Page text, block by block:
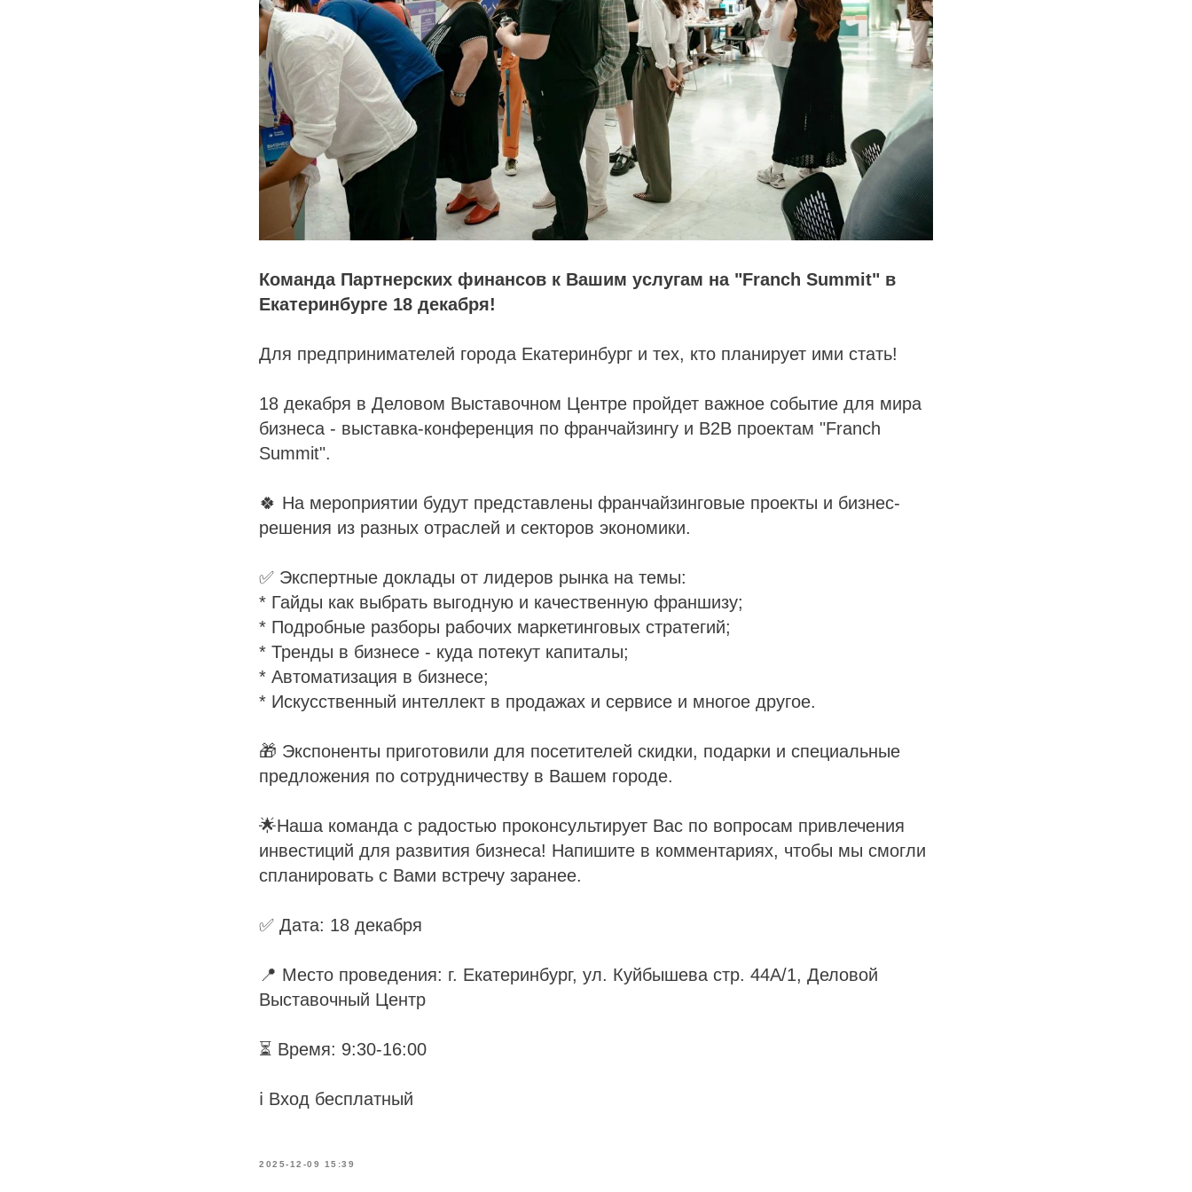
Команда Партнерских финансов к Вашим услугам на "Franch Summit" в
Екатеринбурге 18 декабря!
Для предпринимателей города Екатеринбург и тех, кто планирует ими стать!
18 декабря в Деловом Выставочном Центре пройдет важное событие для мира
бизнеса - выставка-конференция по франчайзингу и B2B проектам "Franch
Summit".
🍀 На мероприятии будут представлены франчайзинговые проекты и бизнес-
решения из разных отраслей и секторов экономики.
✅ Экспертные доклады от лидеров рынка на темы:
* Гайды как выбрать выгодную и качественную франшизу;
* Подробные разборы рабочих маркетинговых стратегий;
* Тренды в бизнесе - куда потекут капиталы;
* Автоматизация в бизнесе;
* Искусственный интеллект в продажах и сервисе и многое другое.
🎁 Экспоненты приготовили для посетителей скидки, подарки и специальные
предложения по сотрудничеству в Вашем городе.
🌟Наша команда с радостью проконсультирует Вас по вопросам привлечения
инвестиций для развития бизнеса! Напишите в комментариях, чтобы мы смогли
спланировать с Вами встречу заранее.
✅ Дата: 18 декабря
📍 Место проведения: г. Екатеринбург, ул. Куйбышева стр. 44А/1, Деловой
Выставочный Центр
⏳ Время: 9:30-16:00
ℹ️ Вход бесплатный
2025-12-09 15:39